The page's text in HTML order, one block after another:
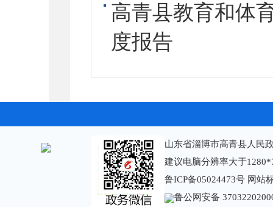
高青县教育和体
度报告
山东省淄博市高青县人民
建议电脑分辨率大于
鲁ICP备05024473号 网站
鲁公网安备